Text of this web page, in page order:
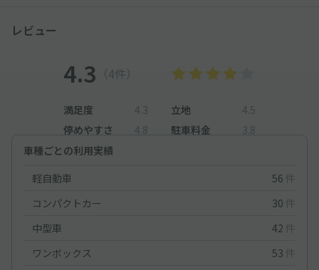
レビュー
4.3 （4件）
満足度 4.3 立地
4.5
停めやすさ
4.8 駐車料金
3.8
車種ごとの利用実績
軽自動車
56 件
コンパクトカー
30 件
中型車
42 件
ワンボックス
53 件